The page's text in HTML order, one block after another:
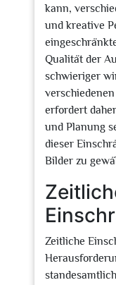
kann,
und kreative
Qualität der
schwieriger
erfordert
und Planung
dieser
Bilder zu
Zeitliche